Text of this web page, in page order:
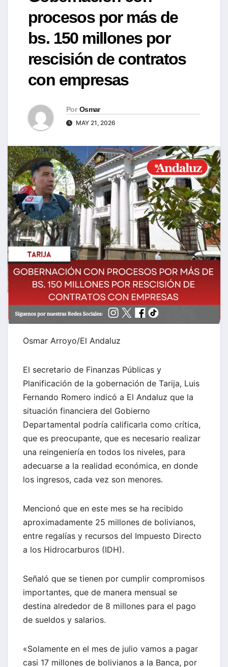
procesos por más de
bs. 150 millones por
rescisión de contratos
con empresas
Por Osmar
MAY 21, 2026
Osmar Arroyo/El Andaluz
El secretario de Finanzas Públicas y
Planificación de la gobernación de Tarija, Luis
Fernando Romero indicó a El Andaluz que la
situación financiera del Gobierno
Departamental podría calificarla como crítica,
que es preocupante, que es necesario realizar
una reingeniería en todos los niveles, para
adecuarse a la realidad económica, en donde
los ingresos, cada vez son menores.
Mencionó que en este mes se ha recibido
aproximadamente 25 millones de bolivianos,
entre regalías y recursos del Impuesto Directo
a los Hidrocarburos (IDH).
Señaló que se tienen por cumplir compromisos
importantes, que de manera mensual se
destina alrededor de 8 millones para el pago
de sueldos y salarios.
«Solamente en el mes de julio vamos a pagar
casi 17 millones de bolivianos a la Banca, por